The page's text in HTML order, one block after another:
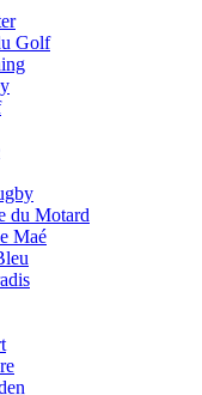
Golf
du Motard
Maé